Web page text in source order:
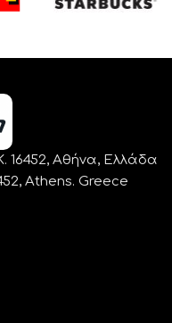
16452, Αθήνα, Ελλάδα
Athens. Greece